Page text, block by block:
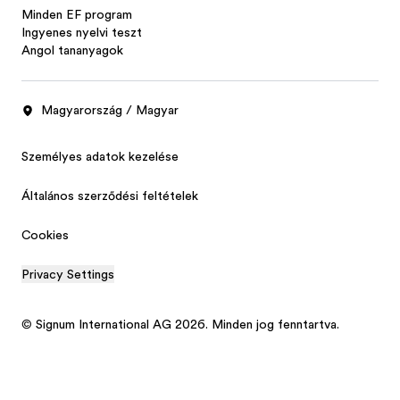
Minden EF program
Ingyenes nyelvi teszt
Angol tananyagok
Magyarország / Magyar
Személyes adatok kezelése
Általános szerződési feltételek
Cookies
Privacy Settings
© Signum International AG 2026. Minden jog fenntartva.